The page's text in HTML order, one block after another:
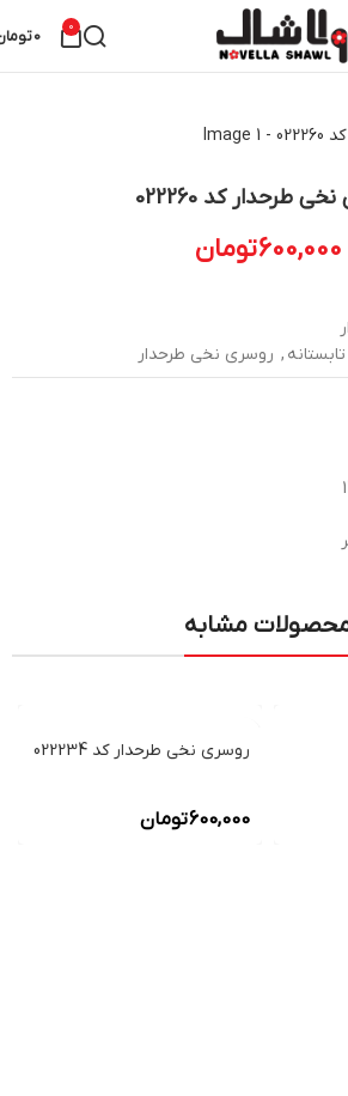
0
0
طرحدار کد 022260
600,000تومان
, روسری نخی طرحدار
مشابه
روسری نخی طرحدار کد 022234
600,000تومان